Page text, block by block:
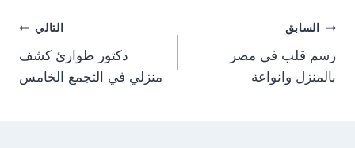
تصفّح
المقالات
السابق
رسم قلب في مصر
بالمنزل وانواعة
التالي
دكتور طوارئ كشف
منزلي في التجمع الخامس